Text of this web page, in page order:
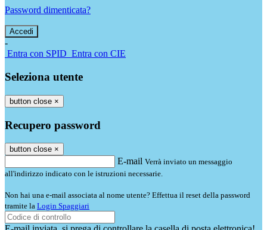
Password dimenticata?
-
Entra con SPID Entra con CIE
Seleziona utente
button close ×
Recupero password
button close ×
E-mail Verrà inviato un messaggio
all'indirizzo indicato con le istruzioni necessarie.
Non hai una e-mail associata al nome utente? Effettua il reset della password
tramite la Login Spaggiari